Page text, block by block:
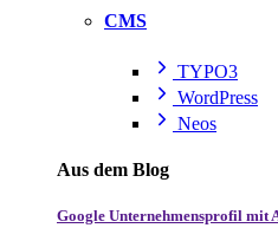
CMS
TYPO3
WordPress
Neos
Aus dem Blog
Google Unternehmensprofil mit